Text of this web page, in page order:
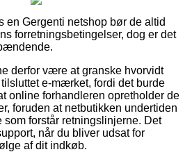
en Gergenti netshop bør de altid
forretningsbetingelser, dog er det
derfor være at granske hvorvidt
e-mærket, fordi det burde
online forhandleren opretholder de
foruden at netbutikken undertiden
som forstår retningslinjerne. Det
når du bliver udsat for
af dit indkøb.